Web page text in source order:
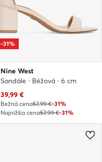
-31%
Nine West
Sandále · Béžová · 6 cm
Aktuálna cena
39,99 €
Bežná cena57,99 €-31%
Najnižšia cena57,99 €-31%